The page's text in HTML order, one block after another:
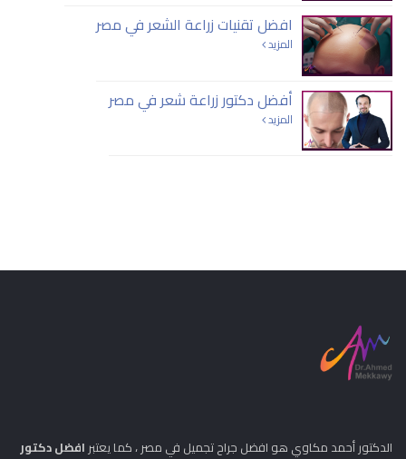
افضل تقنيات زراعة الشعر في مصر
المزيد
أفضل دكتور زراعة شعر في مصر
المزيد
الدكتور أحمد مكاوي هو افضل جراح تجميل في مصر ، كما يعتبر افضل دكتور